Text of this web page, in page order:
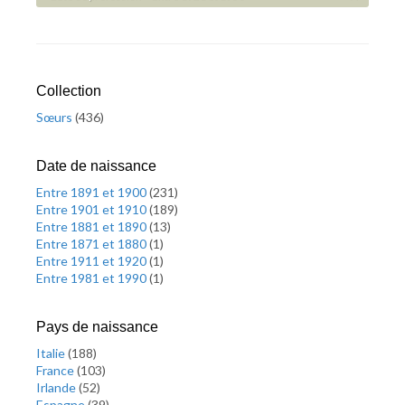
Collection
Sœurs (436)
Date de naissance
Entre 1891 et 1900(231)
Entre 1901 et 1910(189)
Entre 1881 et 1890(13)
Entre 1871 et 1880(1)
Entre 1911 et 1920(1)
Entre 1981 et 1990(1)
Pays de naissance
Italie(188)
France(103)
Irlande(52)